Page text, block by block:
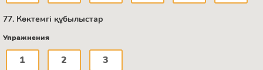
77. Көктемгі құбылыстар
Упражнения
1 2 3